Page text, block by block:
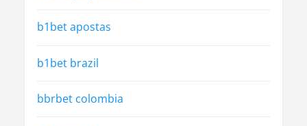
b1bet apostas
b1bet brazil
bbrbet colombia